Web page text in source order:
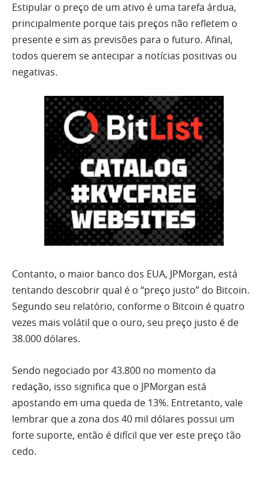
Estipular o preço de um ativo é uma tarefa árdua,
principalmente porque tais preços não refletem o
presente e sim as previsões para o futuro. Afinal,
todos querem se antecipar a notícias positivas ou
negativas.
Contanto, o maior banco dos EUA, JPMorgan, está
tentando descobrir qual é o “preço justo” do Bitcoin.
Segundo seu relatório, conforme o Bitcoin é quatro
vezes mais volátil que o ouro, seu preço justo é de
38.000 dólares.
Sendo negociado por 43.800 no momento da
redação, isso significa que o JPMorgan está
apostando em uma queda de 13%. Entretanto, vale
lembrar que a zona dos 40 mil dólares possui um
forte suporte, então é difícil que ver este preço tão
cedo.